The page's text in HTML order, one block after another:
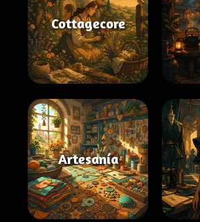
Cottagecore
Artesanía